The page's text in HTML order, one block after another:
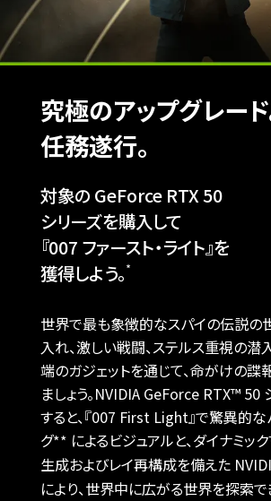
究極のアップグレード
任務遂行。
対象の GeForce RTX 50
シリーズを購入して
『007 ファースト・ライト』を
獲得しよう。*
世界で最も象徴的なスパイの伝説の
入れ、激しい戦闘、ステルス重視の潜
端のガジェットを通じて、命がけの諜
ましょう。NVIDIA GeForce RTX™ 50
すると、『007 First Light』で驚異的な
グ** によるビジュアルと、ダイナミッ
生成およびレイ再構成を備えた
により、世界中に広がる世界を探索で